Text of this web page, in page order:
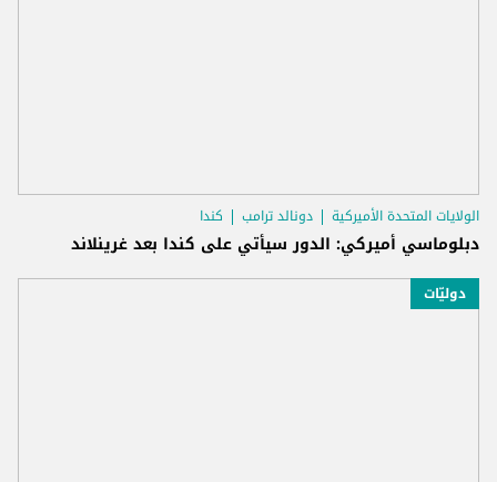
الولايات المتحدة الأميركية دونالد ترامب كندا
دبلوماسي أميركي: الدور سيأتي على كندا بعد غرينلاند
دوليّات